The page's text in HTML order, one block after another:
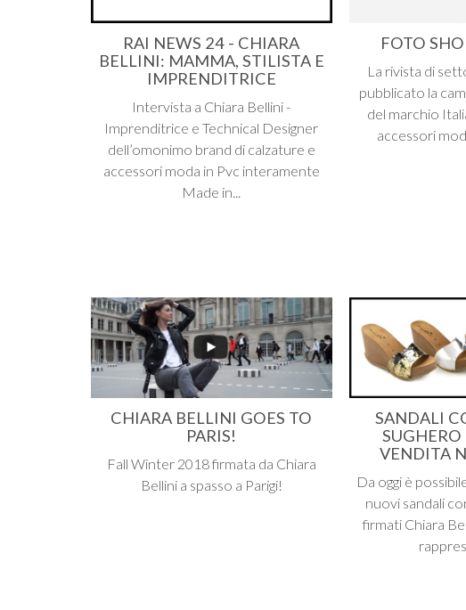
RAI NEWS 24 - CHIARA
BELLINI: MAMMA, STILISTA E
IMPRENDITRICE
Intervista a Chiara Bellini -
Imprenditrice e Technical Designer
dell’omonimo brand di calzature e
accessori moda in Pvc interamente
Made in...
FOTO
La rivista di
pubblicato la
del marchio
accessori
CHIARA BELLINI GOES TO
PARIS!
Fall Winter 2018 firmata da Chiara
Bellini a spasso a Parigi!
SANDALI
VENDITA
Da oggi è
nuovi sandali
firmati Chiara